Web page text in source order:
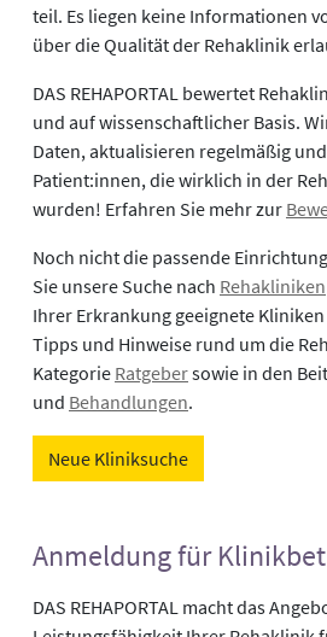
teil. Es liegen keine Informationen
über die Qualität der Rehaklinik
DAS REHAPORTAL bewertet
und auf wissenschaftlicher Basis.
Daten, aktualisieren regelmäßig
Patient:innen, die wirklich in der
wurden! Erfahren Sie mehr zur
Noch nicht die passende
Sie unsere Suche nach Rehakliniken
Ihrer Erkrankung geeignete
Tipps und Hinweise rund um die
Kategorie Ratgebersowie in den
und Behandlungen.
Neue Kliniksuche
Anmeldung für
DAS REHAPORTAL macht das